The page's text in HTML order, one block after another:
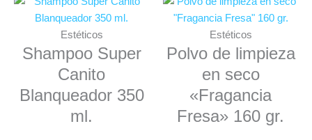
Estéticos
Shampoo Super
Canito
Blanqueador 350
ml.
Estéticos
Polvo de limpieza
en seco
«Fragancia
Fresa» 160 gr.